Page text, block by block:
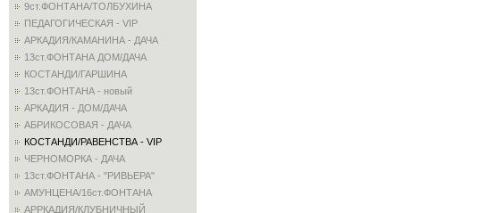
9ст.ФОНТАНА/ТОЛБУХИНА
ПЕДАГОГИЧЕСКАЯ - VIP
АРКАДИЯ/КАМАНИНА - ДАЧА
13ст.ФОНТАНА ДОМ/ДАЧА
КОСТАНДИ/ГАРШИНА
13ст.ФОНТАНА - новый
АРКАДИЯ - ДОМ/ДАЧА
АБРИКОСОВАЯ - ДАЧА
КОСТАНДИ/РАВЕНСТВА - VIP
ЧЕРНОМОРКА - ДАЧА
13ст.ФОНТАНА - "РИВЬЕРА"
АМУНЦЕНА/16ст.ФОНТАНА
АРРКАДИЯ/КЛУБНИЧНЫЙ